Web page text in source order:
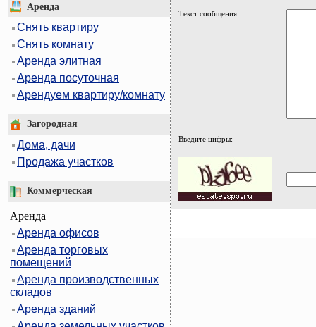
Аренда
Снять квартиру
Снять комнату
Аренда элитная
Аренда посуточная
Арендуем квартиру/комнату
Загородная
Дома, дачи
Продажа участков
Коммерческая
Аренда
Аренда офисов
Аренда торговых
помещений
Аренда производственных
складов
Аренда зданий
Текст сообщения:
Введите цифры: